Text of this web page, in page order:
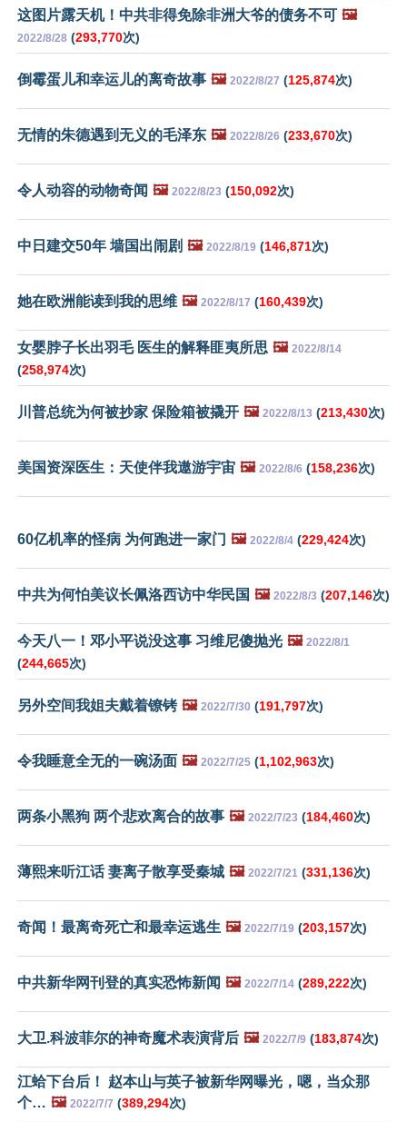
这图片露天机！中共非得免除非洲大爷的债务不可 🖼️
2022/8/28 (293,770次)
倒霉蛋儿和幸运儿的离奇故事 🖼️ 2022/8/27 (125,874次)
无情的朱德遇到无义的毛泽东 🖼️ 2022/8/26 (233,670次)
令人动容的动物奇闻 🖼️ 2022/8/23 (150,092次)
中日建交50年 墙国出闹剧 🖼️ 2022/8/19 (146,871次)
她在欧洲能读到我的思维 🖼️ 2022/8/17 (160,439次)
女婴脖子长出羽毛 医生的解释匪夷所思 🖼️ 2022/8/14
(258,974次)
川普总统为何被抄家 保险箱被撬开 🖼️ 2022/8/13 (213,430次)
美国资深医生：天使伴我遨游宇宙 🖼️ 2022/8/6 (158,236次)
60亿机率的怪病 为何跑进一家门 🖼️ 2022/8/4 (229,424次)
中共为何怕美议长佩洛西访中华民国 🖼️ 2022/8/3 (207,146次)
今天八一！邓小平说没这事 习维尼傻抛光 🖼️ 2022/8/1
(244,665次)
另外空间我姐夫戴着镣铐 🖼️ 2022/7/30 (191,797次)
令我睡意全无的一碗汤面 🖼️ 2022/7/25 (1,102,963次)
两条小黑狗 两个悲欢离合的故事 🖼️ 2022/7/23 (184,460次)
薄熙来听江话 妻离子散享受秦城 🖼️ 2022/7/21 (331,136次)
奇闻！最离奇死亡和最幸运逃生 🖼️ 2022/7/19 (203,157次)
中共新华网刊登的真实恐怖新闻 🖼️ 2022/7/14 (289,222次)
大卫.科波菲尔的神奇魔术表演背后 🖼️ 2022/7/9 (183,874次)
江蛤下台后！ 赵本山与英子被新华网曝光，嗯，当众那
个… 🖼️ 2022/7/7 (389,294次)